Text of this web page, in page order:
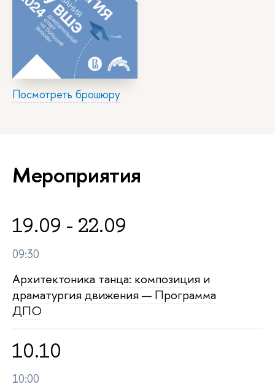
Посмотреть брошюру
Мероприятия
19.09 - 22.09
09:30
Архитектоника танца: композиция и
драматургия движения — Программа
ДПО
10.10
10:00